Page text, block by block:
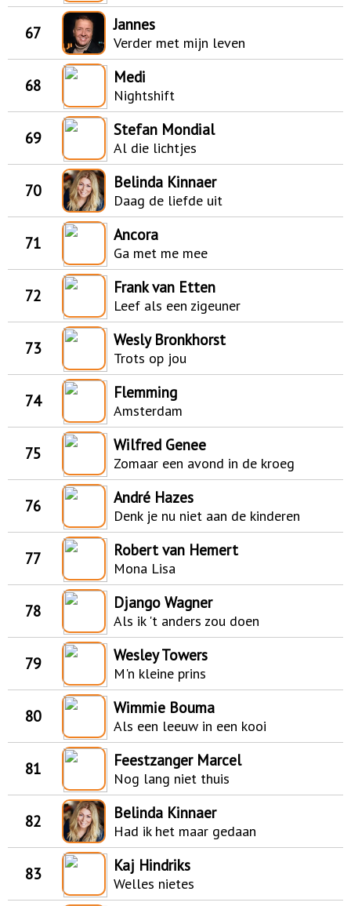
67 Jannes
Verder met mijn leven
68 Medi
Nightshift
69 Stefan Mondial
Al die lichtjes
70 Belinda Kinnaer
Daag de liefde uit
71 Ancora
Ga met me mee
72 Frank van Etten
Leef als een zigeuner
73 Wesly Bronkhorst
Trots op jou
74 Flemming
Amsterdam
75 Wilfred Genee
Zomaar een avond in de kroeg
76 André Hazes
Denk je nu niet aan de kinderen
77 Robert van Hemert
Mona Lisa
78 Django Wagner
Als ik 't anders zou doen
79 Wesley Towers
M'n kleine prins
80 Wimmie Bouma
Als een leeuw in een kooi
81 Feestzanger Marcel
Nog lang niet thuis
82 Belinda Kinnaer
Had ik het maar gedaan
83 Kaj Hindriks
Welles nietes